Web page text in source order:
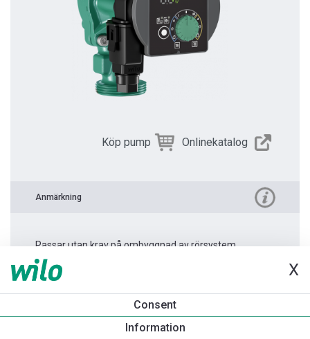
X
Consent
Information
Köp pump Onlinekatalog
Anmärkning
Passar utan krav på ombyggnad av rörsystem.
Produktinformation